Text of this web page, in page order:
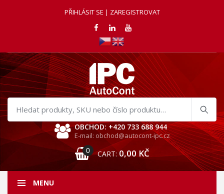
PŘIHLÁSIT SE | ZAREGISTROVAT
Hledat
produkty
OBCHOD: +420 733 688 944
E-mail: obchod@autocont-ipc.cz
0 CART: 0,00 KČ
MENU